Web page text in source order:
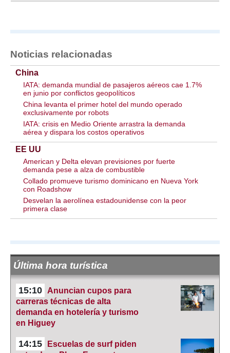
Noticias relacionadas
China
IATA: demanda mundial de pasajeros aéreos cae 1.7%
en junio por conflictos geopolíticos
China levanta el primer hotel del mundo operado
exclusivamente por robots
IATA: crisis en Medio Oriente arrastra la demanda
aérea y dispara los costos operativos
EE UU
American y Delta elevan previsiones por fuerte
demanda pese a alza de combustible
Collado promueve turismo dominicano en Nueva York
con Roadshow
Desvelan la aerolínea estadounidense con la peor
primera clase
Última hora turística
15:10
Anuncian cupos para
carreras técnicas de alta
demanda en hotelería y turismo
en Higuey
14:15
Escuelas de surf piden